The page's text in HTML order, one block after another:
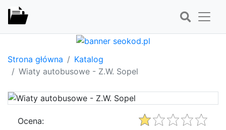
Strona główna
Katalog
Wiaty autobusowe - Z.W. Sopel
Ocena: